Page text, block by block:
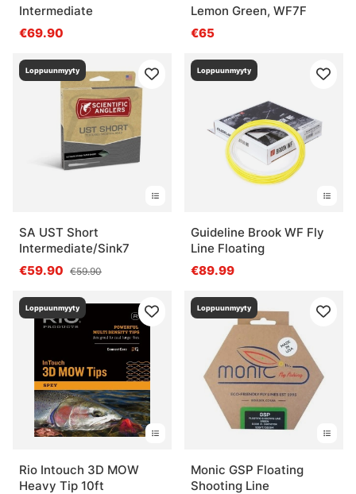
Intermediate
€69.90
Lemon Green, WF7F
€65
Loppuunmyyty
SA UST Short
Intermediate/Sink7
€59.90 €59.90
Loppuunmyyty
Guideline Brook WF Fly
Line Floating
€89.99
Loppuunmyyty
Rio Intouch 3D MOW
Heavy Tip 10ft
Loppuunmyyty
Monic GSP Floating
Shooting Line